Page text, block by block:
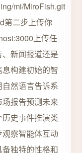
mi/MiroFish.git
第二步上传你
上传任
新闻报道还是
构建初始的智
然语言告诉系
报告预测未来
史事件推演类
察智能体互动
独特的性格和